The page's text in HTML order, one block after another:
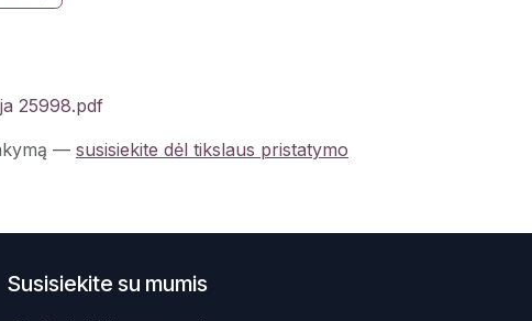
25998.pdf
— susisiekite dėl tikslaus pristatymo
Susisiekite su mumis